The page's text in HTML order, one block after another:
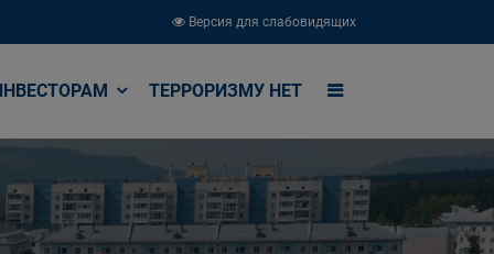
Версия для слабовидящих
ТЕРРОРИЗМУ НЕТ